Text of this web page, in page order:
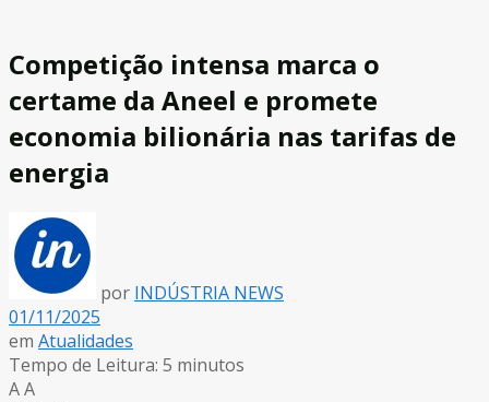
Competição intensa marca o
certame da Aneel e promete
economia bilionária nas tarifas de
energia
por INDÚSTRIA NEWS
01/11/2025
em Atualidades
Tempo de Leitura: 5 minutos
AA